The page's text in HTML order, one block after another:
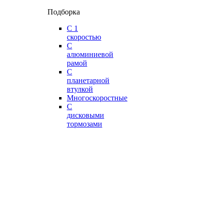
Подборка
С 1
скоростью
С
алюминиевой
рамой
С
планетарной
втулкой
Многоскоростные
С
дисковыми
тормозами